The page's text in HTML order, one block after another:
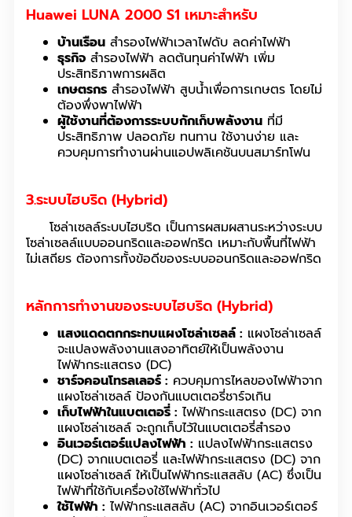
Huawei LUNA 2000 S1 เหมาะสำหรับ
บ้านเรือน สำรองไฟฟ้าเวลาไฟดับ ลดค่าไฟฟ้า
ธุรกิจ สำรองไฟฟ้า ลดต้นทุนค่าไฟฟ้า เพิ่ม
ประสิทธิภาพการผลิต
เกษตรกร สำรองไฟฟ้า สูบน้ำเพื่อการเกษตร โดยไม่
ต้องพึ่งพาไฟฟ้า
ผู้ใช้งานที่ต้องการระบบกักเก็บพลังงาน ที่มี
ประสิทธิภาพ ปลอดภัย ทนทาน ใช้งานง่าย และ
ควบคุมการทำงานผ่านแอปพลิเคชันบนสมาร์ทโฟน
3.ระบบไฮบริด (Hybrid)
โซล่าเซลล์ระบบไฮบริด เป็นการผสมผสานระหว่างระบบ
โซล่าเซลล์แบบออนกริดและออฟกริด เหมาะกับพื้นที่ไฟฟ้า
ไม่เสถียร ต้องการทั้งข้อดีของระบบออนกริดและออฟกริด
หลักการทำงานของระบบไฮบริด (Hybrid)
แสงแดดตกกระทบแผงโซล่าเซลล์ : แผงโซล่าเซลล์
จะแปลงพลังงานแสงอาทิตย์ให้เป็นพลังงาน
ไฟฟ้ากระแสตรง (DC)
ชาร์จคอนโทรลเลอร์ : ควบคุมการไหลของไฟฟ้าจาก
แผงโซล่าเซลล์ ป้องกันแบตเตอรี่ชาร์จเกิน
เก็บไฟฟ้าในแบตเตอรี่ : ไฟฟ้ากระแสตรง (DC) จาก
แผงโซล่าเซลล์ จะถูกเก็บไว้ในแบตเตอรี่สำรอง
อินเวอร์เตอร์แปลงไฟฟ้า : แปลงไฟฟ้ากระแสตรง
(DC) จากแบตเตอรี่ และไฟฟ้ากระแสตรง (DC) จาก
แผงโซล่าเซลล์ ให้เป็นไฟฟ้ากระแสสลับ (AC) ซึ่งเป็น
ไฟฟ้าที่ใช้กับเครื่องใช้ไฟฟ้าทั่วไป
ใช้ไฟฟ้า : ไฟฟ้ากระแสสลับ (AC) จากอินเวอร์เตอร์